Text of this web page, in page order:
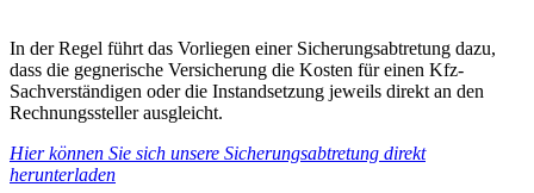
In der Regel führt das Vorliegen einer Sicherungsabtretung dazu,
dass die gegnerische Versicherung die Kosten für einen Kfz-
Sachverständigen oder die Instandsetzung jeweils direkt an den
Rechnungssteller ausgleicht.
Hier können Sie sich unsere Sicherungsabtretung direkt
herunterladen